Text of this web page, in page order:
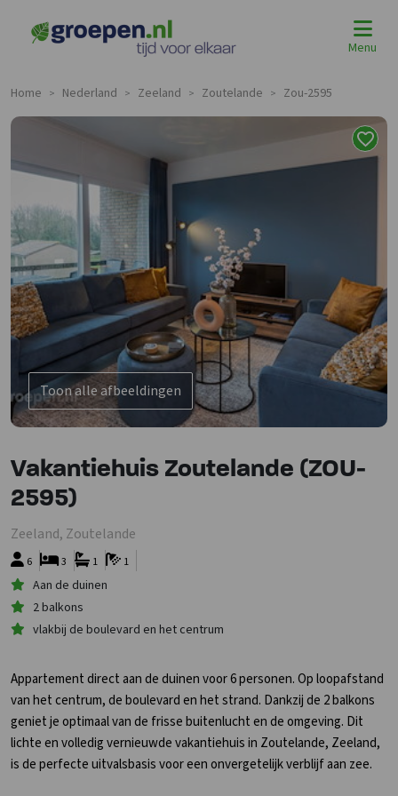
Menu
Home > Nederland > Zeeland > Zoutelande > Zou-2595
Toon alle afbeeldingen
Vakantiehuis Zoutelande (ZOU-
2595)
Zeeland, Zoutelande
6 1
1
3
Aan de duinen
2 balkons
vlakbij de boulevard en het centrum
Appartement direct aan de duinen voor 6 personen. Op loopafstand
van het centrum, de boulevard en het strand. Dankzij de 2 balkons
geniet je optimaal van de frisse buitenlucht en de omgeving. Dit
lichte en volledig vernieuwde vakantiehuis in Zoutelande, Zeeland,
is de perfecte uitvalsbasis voor een onvergetelijk verblijf aan zee.